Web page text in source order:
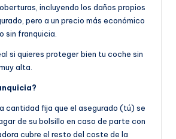
incluyendo los daños propios
pero a un precio más económico
sin franquicia.
si quieres proteger bien tu coche sin
alta.
cantidad fija que el asegurado (tú) se
de su bolsillo en caso de parte con
cubre el resto del coste de la